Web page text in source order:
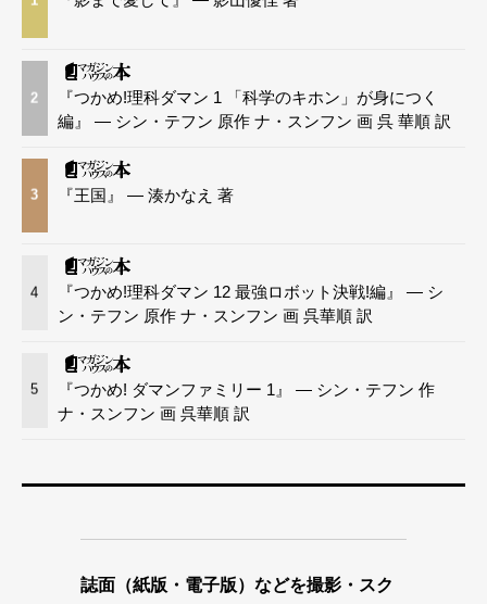
2
『つかめ!理科ダマン 1 「科学のキホン」が身につく
編』 — シン・テフン 原作 ナ・スンフン 画 呉 華順 訳
3 『王国』 — 湊かなえ 著
4
『つかめ!理科ダマン 12 最強ロボット決戦!編』 — シ
ン・テフン 原作 ナ・スンフン 画 呉華順 訳
5
『つかめ! ダマンファミリー 1』 — シン・テフン 作
ナ・スンフン 画 呉華順 訳
誌面（紙版・電子版）などを撮影・スク